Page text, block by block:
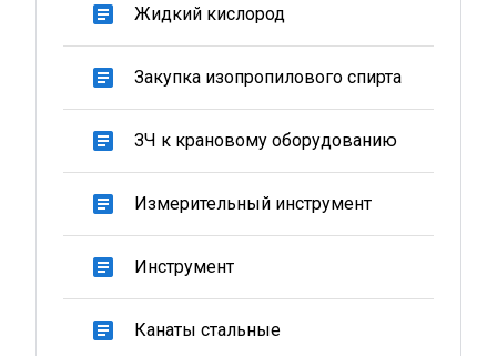
article Жидкий кислород
article Закупка изопропилового спирта
article ЗЧ к крановому оборудованию
article Измерительный инструмент
article Инструмент
article Канаты стальные